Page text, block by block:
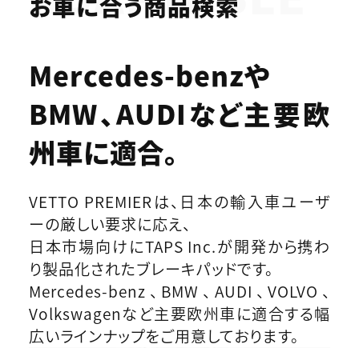
Mercedes-benzや
BMW、AUDIなど主要欧
州車に適合。
VETTO PREMIERは、日本の輸入車ユーザ
ーの厳しい要求に応え、
日本市場向けにTAPS Inc.が開発から携わ
り製品化されたブレーキパッドです。
Mercedes-benz、BMW、AUDI、VOLVO、
Volkswagenなど主要欧州車に適合する幅
広いラインナップをご用意しております。